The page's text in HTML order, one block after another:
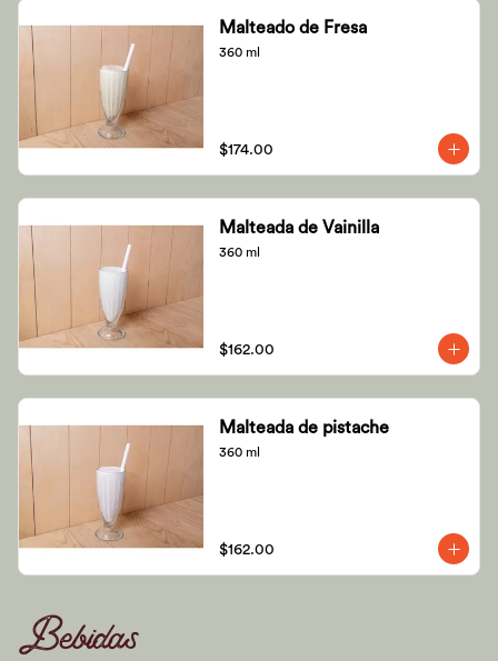
Malteado de Fresa
360 ml
$174.00
Malteada de Vainilla
360 ml
$162.00
Malteada de pistache
360 ml
$162.00
Bebidas